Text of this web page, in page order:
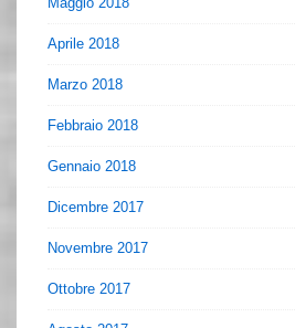
Aprile 2018
Marzo 2018
Febbraio 2018
Gennaio 2018
Dicembre 2017
Novembre 2017
Ottobre 2017